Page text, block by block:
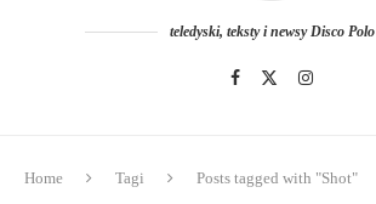
teledyski, teksty i newsy Disco Polo
Home Tagi Posts tagged with "Shot"